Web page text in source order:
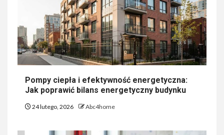
Pompy ciepła i efektywność energetyczna:
Jak poprawić bilans energetyczny budynku
24 lutego, 2026 Abc4home